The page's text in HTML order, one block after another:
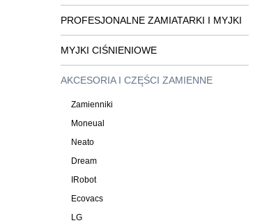
PROFESJONALNE ZAMIATARKI I MYJKI
MYJKI CIŚNIENIOWE
AKCESORIA I CZĘŚCI ZAMIENNE
Zamienniki
Moneual
Neato
Dream
IRobot
Ecovacs
LG